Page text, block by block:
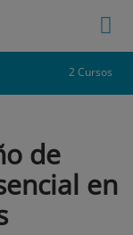
2 Cursos
de
en